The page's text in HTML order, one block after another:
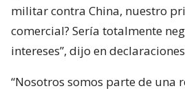
militar contra China, nuestro
comercial? Sería totalmente
intereses”, dijo en
“Nosotros somos parte de una